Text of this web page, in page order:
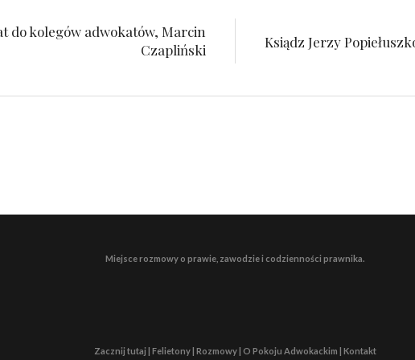
do kolegów adwokatów, Marcin
Czapliński
Ksiądz Jerzy
Miejsce rozmowy o prawie, zawodzie i codzienności prawnika.
Zacznij tutaj | Felietony | Rozmowy | O Pokoju Adwokackim | Kontakt